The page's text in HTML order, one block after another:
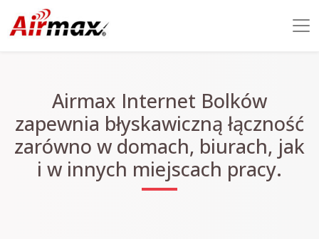
Airmax Internet Bolków
zapewnia błyskawiczną łączność
zarówno w domach, biurach, jak
i w innych miejscach pracy.